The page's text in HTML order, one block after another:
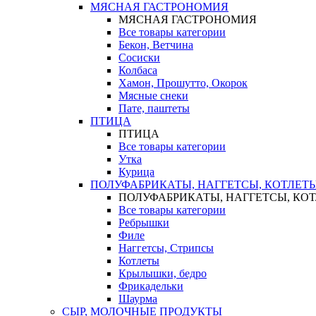
МЯСНАЯ ГАСТРОНОМИЯ
МЯСНАЯ ГАСТРОНОМИЯ
Все товары категории
Бекон, Ветчина
Сосиски
Колбаса
Хамон, Прошутто, Окорок
Мясные снеки
Пате, паштеты
ПТИЦА
ПТИЦА
Все товары категории
Утка
Курица
ПОЛУФАБРИКАТЫ, НАГГЕТСЫ,
ПОЛУФАБРИКАТЫ, НАГГЕТСЫ,
Все товары категории
Ребрышки
Филе
Наггетсы, Стрипсы
Котлеты
Крылышки, бедро
Фрикадельки
Шаурма
СЫР, МОЛОЧНЫЕ ПРОДУКТЫ